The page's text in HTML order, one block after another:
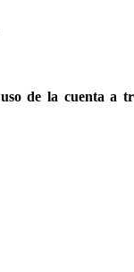
de la cuenta a